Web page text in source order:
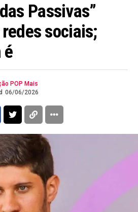
Passivas”
sociais;
é
POP Mais
06/06/2026